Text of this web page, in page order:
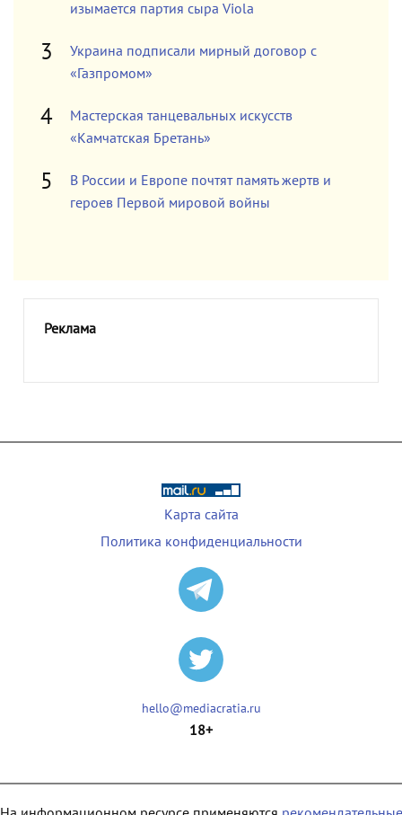
изымается партия сыра Viola
Украина подписали мирный договор с
«Газпромом»
Мастерская танцевальных искусств
«Камчатская Бретань»
В России и Европе почтят память жертв и
героев Первой мировой войны
Реклама
Карта сайта
Политика конфиденциальности
hello@mediacratia.ru
18+